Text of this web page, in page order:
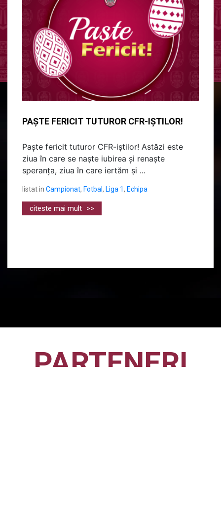
PAȘTE FERICIT TUTUROR CFR-IȘTILOR!
Paște fericit tuturor CFR-iștilor! Astăzi este
ziua în care se naşte iubirea și renaște
speranța, ziua în care iertăm şi ...
listat in Campionat, Fotbal , Liga 1, Echipa
citeste mai mult >>
PARTENERI